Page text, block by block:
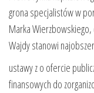
grona specjalistów w
Marka
Wajdy stanowi
ustawy z o ofercie
finansowych do